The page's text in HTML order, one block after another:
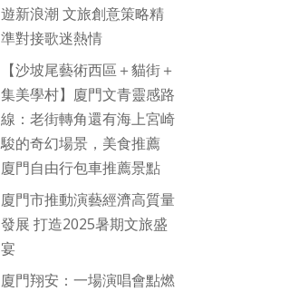
遊新浪潮 文旅創意策略精
準對接歌迷熱情
【沙坡尾藝術西區＋貓街＋
集美學村】廈門文青靈感路
線：老街轉角還有海上宮崎
駿的奇幻場景，美食推薦
廈門自由行包車推薦景點
廈門市推動演藝經濟高質量
發展 打造2025暑期文旅盛
宴
廈門翔安：一場演唱會點燃